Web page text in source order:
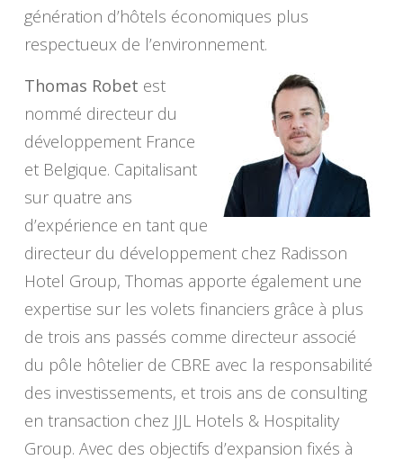
génération d’hôtels économiques plus
respectueux de l’environnement.
Thomas Robet est
nommé directeur du
développement France
et Belgique. Capitalisant
sur quatre ans
d’expérience en tant que
directeur du développement chez Radisson
Hotel Group, Thomas apporte également une
expertise sur les volets financiers grâce à plus
de trois ans passés comme directeur associé
du pôle hôtelier de CBRE avec la responsabilité
des investissements, et trois ans de consulting
en transaction chez JJL Hotels & Hospitality
Group. Avec des objectifs d’expansion fixés à